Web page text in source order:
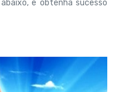
e obtenha sucesso